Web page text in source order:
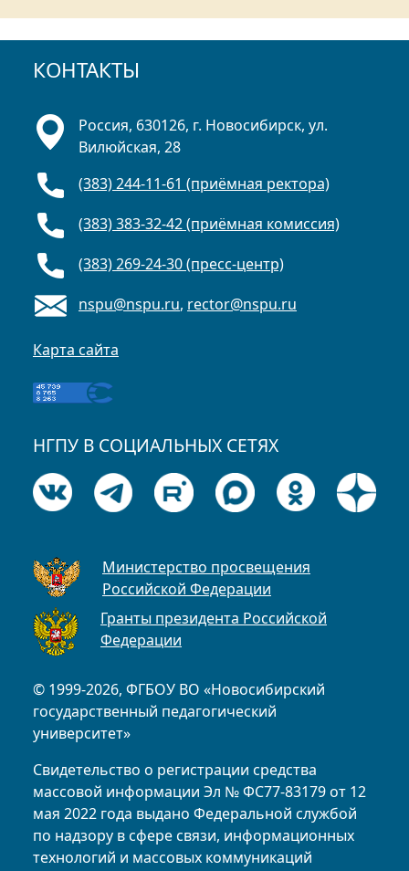
КОНТАКТЫ
© 1999-2026, ФГБОУ ВО «Новосибирский
государственный педагогический
университет»
Свидетельство о регистрации средства
массовой информации Эл № ФС77-83179 от 12
мая 2022 года выдано Федеральной службой
по надзору в сфере связи, информационных
технологий и массовых коммуникаций
Россия, 630126, г. Новосибирск, ул.
Вилюйская, 28
(383) 244-11-61 (приёмная ректора)
(383) 383-32-42 (приёмная комиссия)
(383) 269-24-30 (пресс-центр)
nspu@nspu.ru, rector@nspu.ru
Карта сайта
НГПУ В СОЦИАЛЬНЫХ СЕТЯХ
Министерство просвещения
Российской Федерации
Гранты президента Российской
Федерации